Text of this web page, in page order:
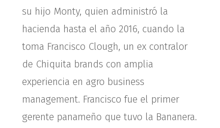
su hijo Monty, quien administró la
hacienda hasta el año 2016, cuando la
toma Francisco Clough, un ex contralor
de Chiquita brands con amplia
experiencia en agro business
management. Francisco fue el primer
gerente panameño que tuvo la Bananera.